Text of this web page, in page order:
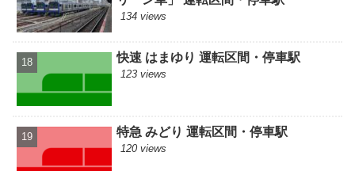
134 views
快速 はまゆり 運転区間・停車駅
123 views
特急 みどり 運転区間・停車駅
120 views